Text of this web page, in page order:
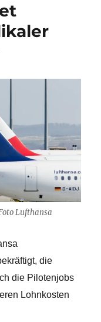
Lufthansa
die
die Pilotenjobs
Lohnkosten